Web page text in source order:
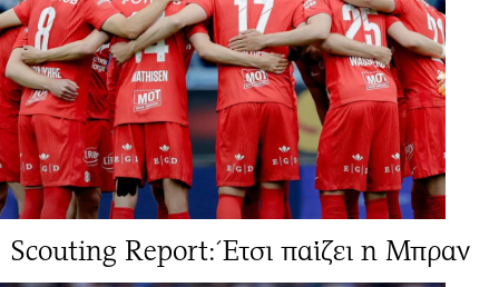
Scouting Report: Έτσι παίζει η Μπραν